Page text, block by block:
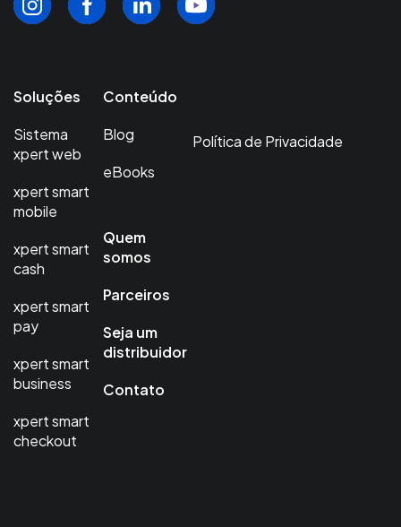
Soluções
Sistema
xpert web
xpert smart
mobile
xpert smart
cash
xpert smart
pay
xpert smart
business
xpert smart
checkout
Conteúdo
Blog
eBooks
Quem
somos
Parceiros
Seja um
distribuidor
Contato
Política de Privacidade